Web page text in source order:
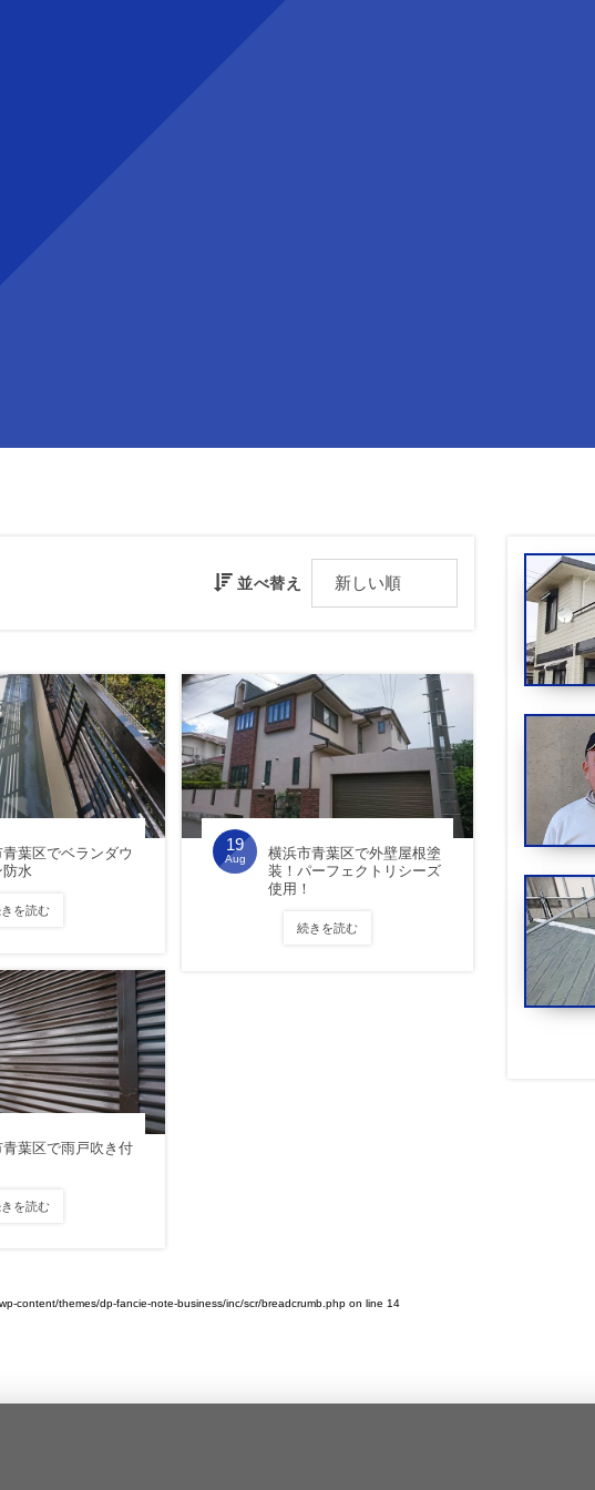
並べ替え
葉区でベランダウ
防水
を読む
19
Aug
横浜市青葉区で外壁屋根塗
装！パーフェクトリシーズ
使用！
続きを読む
青葉区で雨戸吹き付
を読む
content/themes/dp-fancie-note-business/inc/scr/breadcrumb.php on line 14